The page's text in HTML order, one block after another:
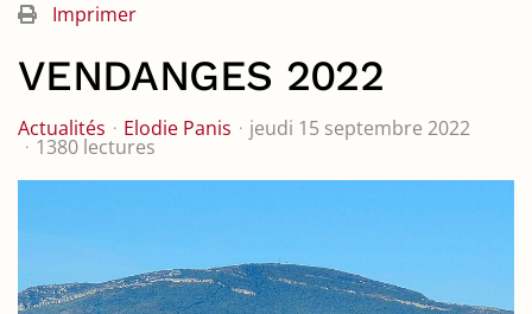
Imprimer
VENDANGES 2022
Actualités Elodie Panis jeudi 15 septembre 2022
1380 lectures